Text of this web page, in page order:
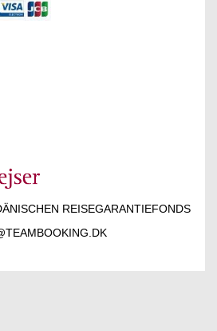
REISEGARANTIEFONDS